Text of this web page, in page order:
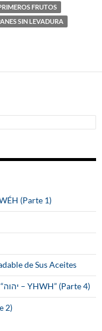
FRUTOS
SIN LEVADURA
(Parte 1)
de Sus Aceites
YAHWÉH es la Correcta Pronunciación de “יהוה – YHWH” (Parte 4)
2)